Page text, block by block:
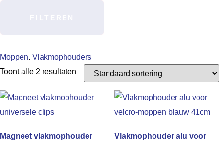
Moppen, Vlakmophouders
Toont alle 2 resultaten
Magneet vlakmophouder
Vlakmophouder alu voor